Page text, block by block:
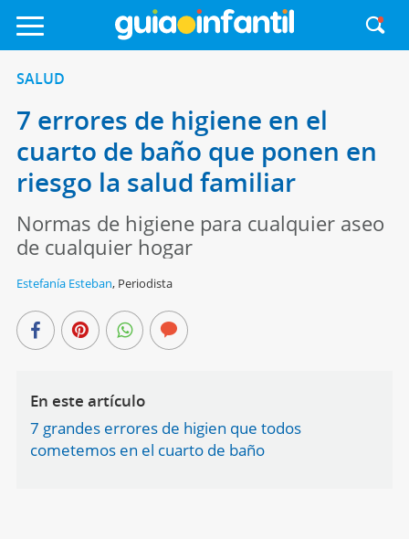
SALUD
7 errores de higiene en el
cuarto de baño que ponen en
riesgo la salud familiar
Normas de higiene para cualquier aseo
de cualquier hogar
Estefanía Esteban, Periodista
En este artículo
7 grandes errores de higien que todos
cometemos en el cuarto de baño